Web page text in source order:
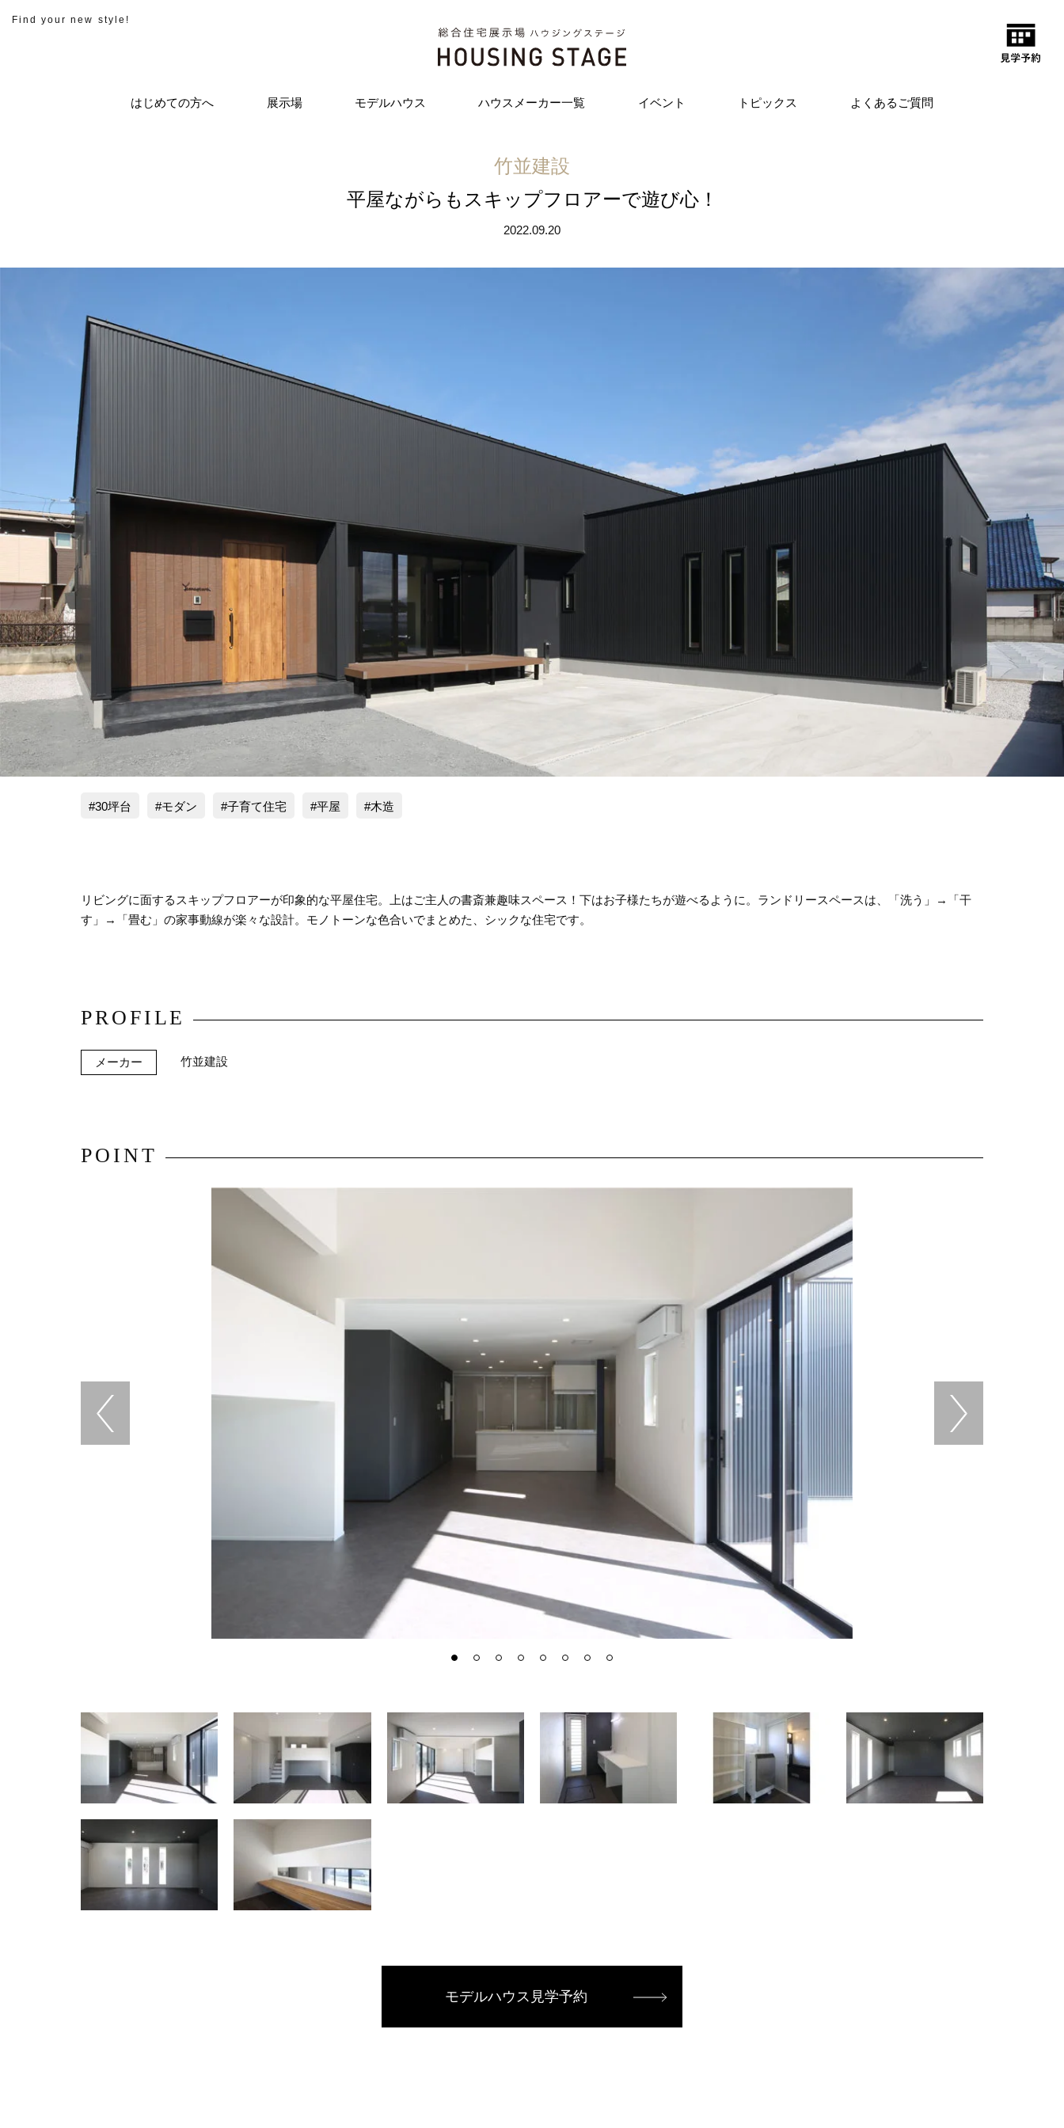
Find your new style!
はじめての方へ 展示場 モデルハウス ハウスメーカー一覧 イベント トピックス よくあるご質問
竹並建設
平屋ながらもスキップフロアーで遊び心！
2022.09.20
30坪台 モダン 子育て住宅 平屋 木造
リビングに面するスキップフロアーが印象的な平屋住宅。上はご主人の書斎兼趣味スペース！下はお子様たちが遊べるように。ランドリースペースは、「洗う」→「干
す」→「畳む」の家事動線が楽々な設計。モノトーンな色合いでまとめた、シックな住宅です。
PROFILE
メーカー 竹並建設
POINT
モデルハウス見学予約